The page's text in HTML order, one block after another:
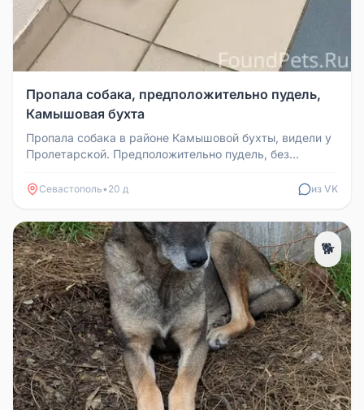
Пропала собака, предположительно пудель,
Камышовая бухта
Пропала собака в районе Камышовой бухты, видели у
Пролетарской. Предположительно пудель, без
Севастополь• 20 д из VK
🐕